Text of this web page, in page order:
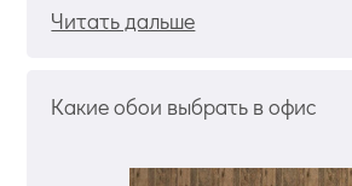
Читать дальше
Какие обои выбрать в офис